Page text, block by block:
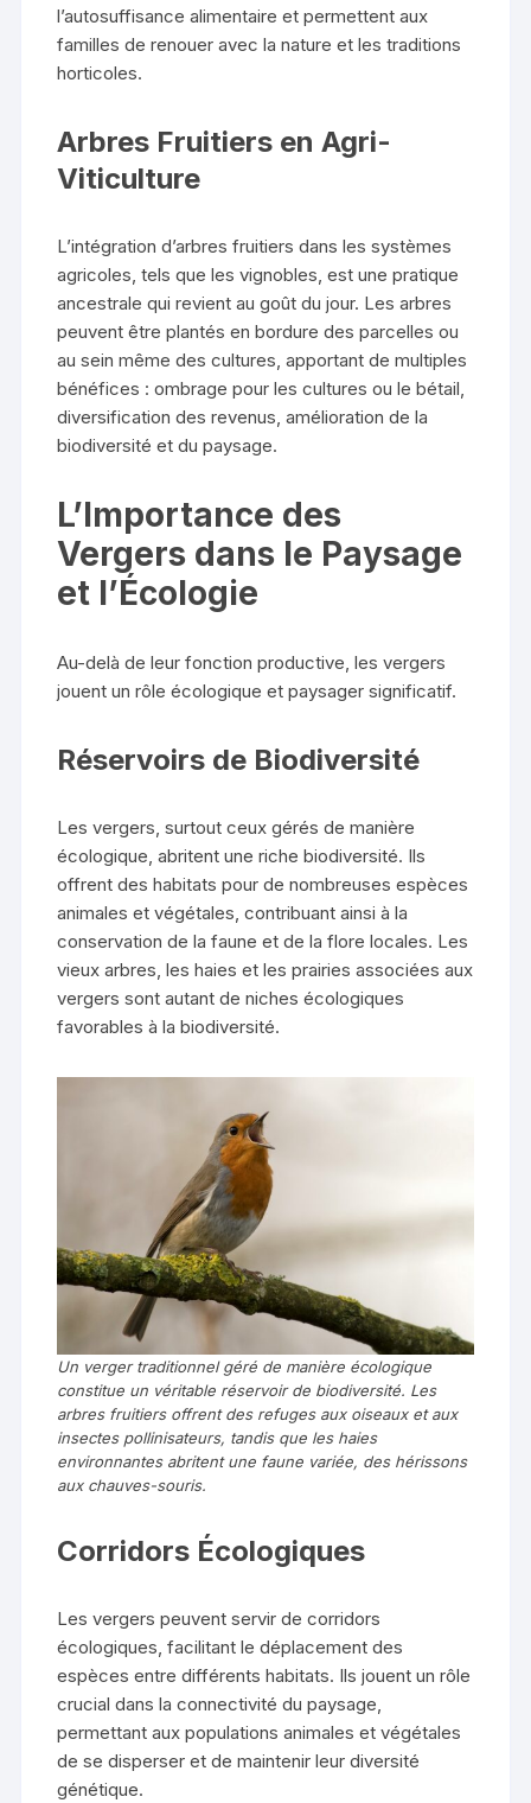
l’autosuffisance alimentaire et permettent aux
familles de renouer avec la nature et les traditions
horticoles.
Arbres Fruitiers en Agri-
Viticulture
L’intégration d’arbres fruitiers dans les systèmes
agricoles, tels que les vignobles, est une pratique
ancestrale qui revient au goût du jour. Les arbres
peuvent être plantés en bordure des parcelles ou
au sein même des cultures, apportant de multiples
bénéfices : ombrage pour les cultures ou le bétail,
diversification des revenus, amélioration de la
biodiversité et du paysage.
L’Importance des
Vergers dans le Paysage
et l’Écologie
Au-delà de leur fonction productive, les vergers
jouent un rôle écologique et paysager significatif.
Réservoirs de Biodiversité
Les vergers, surtout ceux gérés de manière
écologique, abritent une riche biodiversité. Ils
offrent des habitats pour de nombreuses espèces
animales et végétales, contribuant ainsi à la
conservation de la faune et de la flore locales. Les
vieux arbres, les haies et les prairies associées aux
vergers sont autant de niches écologiques
favorables à la biodiversité.
Un verger traditionnel géré de manière écologique
constitue un véritable réservoir de biodiversité. Les
arbres fruitiers offrent des refuges aux oiseaux et aux
insectes pollinisateurs, tandis que les haies
environnantes abritent une faune variée, des hérissons
aux chauves-souris.
Corridors Écologiques
Les vergers peuvent servir de corridors
écologiques, facilitant le déplacement des
espèces entre différents habitats. Ils jouent un rôle
crucial dans la connectivité du paysage,
permettant aux populations animales et végétales
de se disperser et de maintenir leur diversité
génétique.